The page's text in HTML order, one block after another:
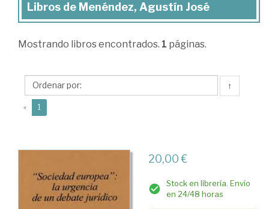
Libros
Menéndez,
José
Libros de Menéndez, Agustín José
Mostrando libros encontrados. 1 páginas.
↑
« 1
20,00 €
Stock en librería. Envío
en 24/48 horas